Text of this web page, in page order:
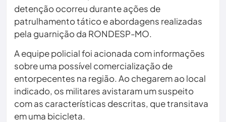
detenção ocorreu durante ações de
patrulhamento tático e abordagens realizadas
pela guarnição da RONDESP-MO.
A equipe policial foi acionada com informações
sobre uma possível comercialização de
entorpecentes na região. Ao chegarem ao local
indicado, os militares avistaram um suspeito
com as características descritas, que transitava
em uma bicicleta.